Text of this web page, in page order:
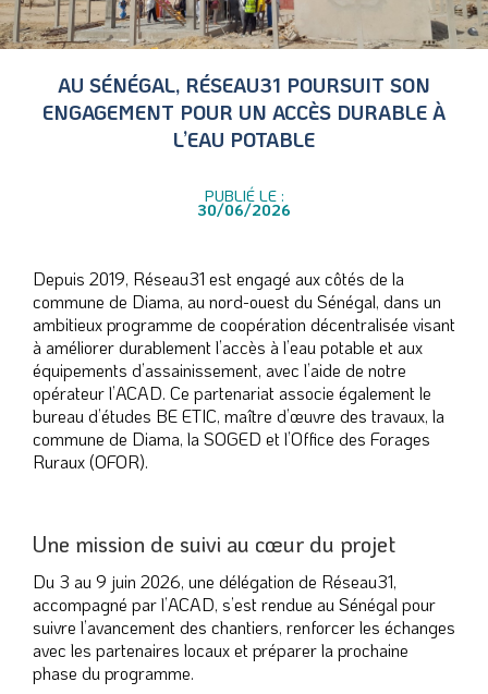
AU SÉNÉGAL, RÉSEAU31 POURSUIT SON
ENGAGEMENT POUR UN ACCÈS DURABLE À
L’EAU POTABLE
PUBLIÉ LE :
30/06/2026
Depuis 2019, Réseau31 est engagé aux côtés de la
commune de Diama, au nord-ouest du Sénégal, dans un
ambitieux programme de coopération décentralisée visant
à améliorer durablement l’accès à l’eau potable et aux
équipements d’assainissement, avec l’aide de notre
opérateur l’ACAD. Ce partenariat associe également le
bureau d’études BE ETIC, maître d’œuvre des travaux, la
commune de Diama, la SOGED et l’Office des Forages
Ruraux (OFOR).
Une mission de suivi au cœur du projet
Du 3 au 9 juin 2026, une délégation de Réseau31,
accompagné par l’ACAD, s’est rendue au Sénégal pour
suivre l’avancement des chantiers, renforcer les échanges
avec les partenaires locaux et préparer la prochaine
phase du programme.